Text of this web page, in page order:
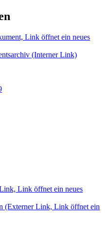
Link öffnet ein neues
(Interner Link)
Link öffnet ein neues
(Externer Link, Link öffnet ein